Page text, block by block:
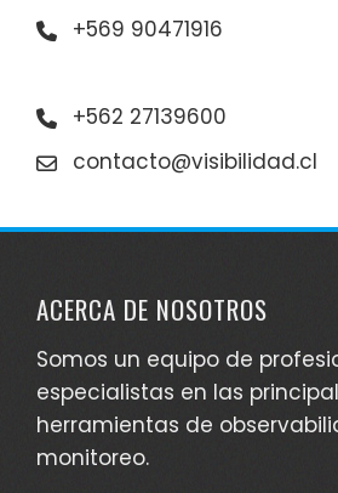
+569 90471916
+562 27139600
contacto@visibilidad.cl
ACERCA DE NOSOTROS
Somos un equipo de
especialistas en las
herramientas de
monitoreo.